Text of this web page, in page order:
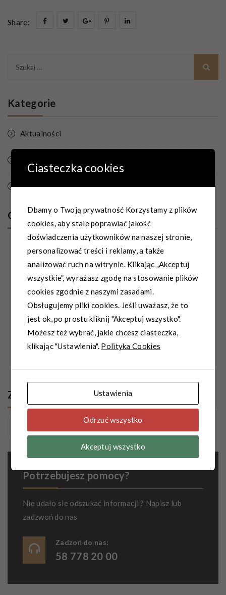
Share:
Kategorie
Aktualności
Wydarzenia
Ostatnio dodane
KONKURS! Wygraj bilety do kina!
2026-08-04
W CCC -30% na wszystkie plecaki, torby i
walizki z MODIVOclub!
2026-08-04
Back to School z CCC. Styl, wygoda i
Znajdź nas
Potrzebujesz pomocy?
Nie udało sie odszukać informacji ? Napisz lub
zadzwoń do nas
Zadzoń do nas:
58 778 20 00
Ciasteczka cookies
Dbamy o Twoją prywatność Korzystamy z plików
cookies, aby stale poprawiać jakość
doświadczenia użytkowników na naszej stronie,
personalizować treści i reklamy, a także
analizować ruch na witrynie. Klikając „Akceptuj
wszystkie”, wyrażasz zgodę na stosowanie plików
cookies zgodnie z naszymi zasadami.
Obsługujemy pliki cookies. Jeśli uważasz, że to
jest ok, po prostu kliknij "Akceptuj wszystko".
Możesz też wybrać, jakie chcesz ciasteczka,
klikając "Ustawienia". Polityka Cookies
Ustawienia
Odrzuć wszystko
Akceptuj wszystko